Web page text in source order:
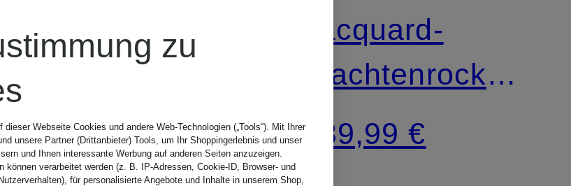
Jacquard-
Trachtenrock
LINDAU mit
Plissees
219,99 €
Jacquard-
Trachtenrock
LINDAU
239,99 €
zu
dieser Webseite Cookies und andere Web-Technologien („Tools“). Mit Ihrer
unsere Partner (Drittanbieter) Tools, um Ihr Shoppingerlebnis und unser
und Ihnen interessante Werbung auf anderen Seiten anzuzeigen.
können verarbeitet werden (z. B. IP-Adressen, Cookie-ID, Browser- und
für personalisierte Angebote und Inhalte in unserem Shop,